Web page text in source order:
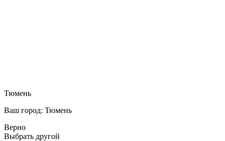
Тюмень
Ваш город: Тюмень
Верно
Выбрать другой